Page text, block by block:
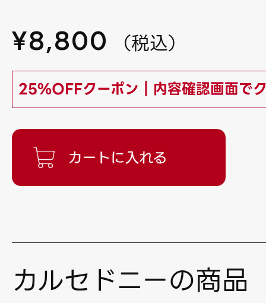
¥8,800 （税込）
25%OFFクーポン｜内容確認画面で
カルセドニーの商品